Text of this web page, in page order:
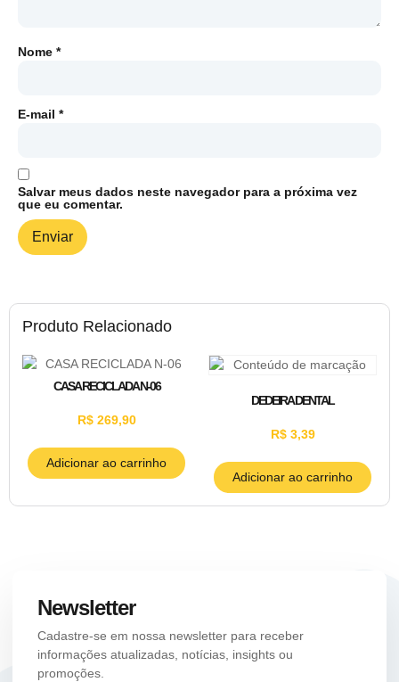
Produto Relacionado
CASA RECICLADA N-06
R$269,90
Adicionar ao carrinho
DEDEIRA DENTAL
R$3,39
Adicionar ao carrinho
Nome *
E-mail *
Salvar meus dados neste navegador para a próxima vez
que eu comentar.
Newsletter
Cadastre-se em nossa newsletter para receber
informações atualizadas, notícias, insights ou
promoções.